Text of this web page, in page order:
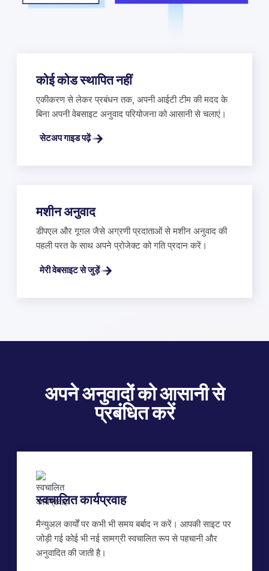
कोई कोड स्थापित नहीं
एकीकरण से लेकर प्रबंधन तक, अपनी आईटी टीम की मदद के
बिना अपनी वेबसाइट अनुवाद परियोजना को आसानी से चलाएं।
सेटअप गाइड पढ़ें
मशीन अनुवाद
डीपएल और गूगल जैसे अग्रणी प्रदाताओं से मशीन अनुवाद की
पहली परत के साथ अपने प्रोजेक्ट को गति प्रदान करें।
मेरी वेबसाइट से जुड़ें
अपने अनुवादों को आसानी से
प्रबंधित करें
स्वचालित कार्यप्रवाह
मैन्युअल कार्यों पर कभी भी समय बर्बाद न करें। आपकी साइट पर
जोड़ी गई कोई भी नई सामग्री स्वचालित रूप से पहचानी और
अनुवादित की जाती है।